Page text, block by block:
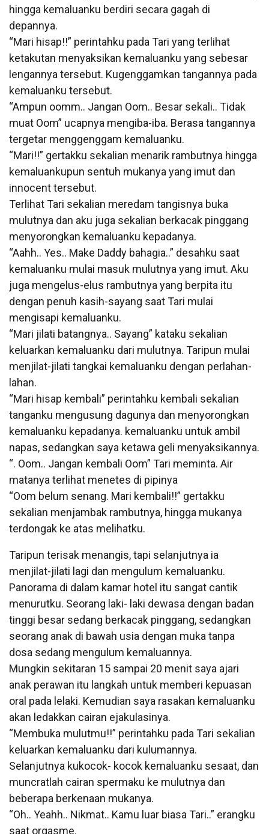
hingga kemaluanku berdiri secara gagah di
depannya.
“Mari hisap!!” perintahku pada Tari yang terlihat
ketakutan menyaksikan kemaluanku yang sebesar
lengannya tersebut. Kugenggamkan tangannya pada
kemaluanku tersebut.
“Ampun oomm.. Jangan Oom.. Besar sekali.. Tidak
muat Oom” ucapnya mengiba-iba. Berasa tangannya
tergetar menggenggam kemaluanku.
“Mari!!” gertakku sekalian menarik rambutnya hingga
kemaluankupun sentuh mukanya yang imut dan
innocent tersebut.
Terlihat Tari sekalian meredam tangisnya buka
mulutnya dan aku juga sekalian berkacak pinggang
menyorongkan kemaluanku kepadanya.
“Aahh.. Yes.. Make Daddy bahagia..” desahku saat
kemaluanku mulai masuk mulutnya yang imut. Aku
juga mengelus-elus rambutnya yang berpita itu
dengan penuh kasih-sayang saat Tari mulai
mengisapi kemaluanku.
“Mari jilati batangnya.. Sayang” kataku sekalian
keluarkan kemaluanku dari mulutnya. Taripun mulai
menjilat-jilati tangkai kemaluanku dengan perlahan-
lahan.
“Mari hisap kembali” perintahku kembali sekalian
tanganku mengusung dagunya dan menyorongkan
kemaluanku kepadanya. kemaluanku untuk ambil
napas, sedangkan saya ketawa geli menyaksikannya.
“. Oom.. Jangan kembali Oom” Tari meminta. Air
matanya terlihat menetes di pipinya
“Oom belum senang. Mari kembali!!” gertakku
sekalian menjambak rambutnya, hingga mukanya
terdongak ke atas melihatku.
Taripun terisak menangis, tapi selanjutnya ia
menjilat-jilati lagi dan mengulum kemaluanku.
Panorama di dalam kamar hotel itu sangat cantik
menurutku. Seorang laki- laki dewasa dengan badan
tinggi besar sedang berkacak pinggang, sedangkan
seorang anak di bawah usia dengan muka tanpa
dosa sedang mengulum kemaluannya.
Mungkin sekitaran 15 sampai 20 menit saya ajari
anak perawan itu langkah untuk memberi kepuasan
oral pada lelaki. Kemudian saya rasakan kemaluanku
akan ledakkan cairan ejakulasinya.
“Membuka mulutmu!!” perintahku pada Tari sekalian
keluarkan kemaluanku dari kulumannya.
Selanjutnya kukocok- kocok kemaluanku sesaat, dan
muncratlah cairan spermaku ke mulutnya dan
beberapa berkenaan mukanya.
“Oh.. Yeahh.. Nikmat.. Kamu luar biasa Tari..” erangku
saat orgasme.